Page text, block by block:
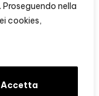
nella
cookies,
Accetta